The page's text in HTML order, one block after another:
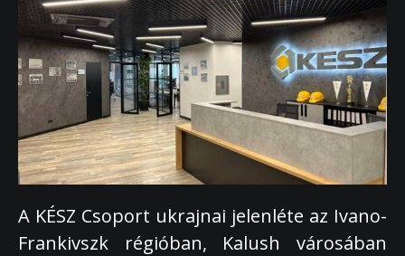
A KÉSZ Csoport ukrajnai jelenléte az Ivano-
Frankivszk régióban, Kalush városában